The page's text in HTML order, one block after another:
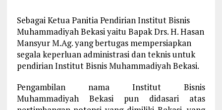
Sebagai Ketua Panitia Pendirian Institut Bisnis
Muhammadiyah Bekasi yaitu Bapak Drs. H. Hasan
Mansyur M.Ag. yang bertugas mempersiapkan
segala keperluan administrasi dan teknis untuk
pendirian Institut Bisnis Muhammadiyah Bekasi.
Pengambilan nama Institut Bisnis
Muhammadiyah Bekasi pun didasari atas